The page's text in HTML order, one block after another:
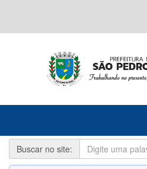
Buscar no site: